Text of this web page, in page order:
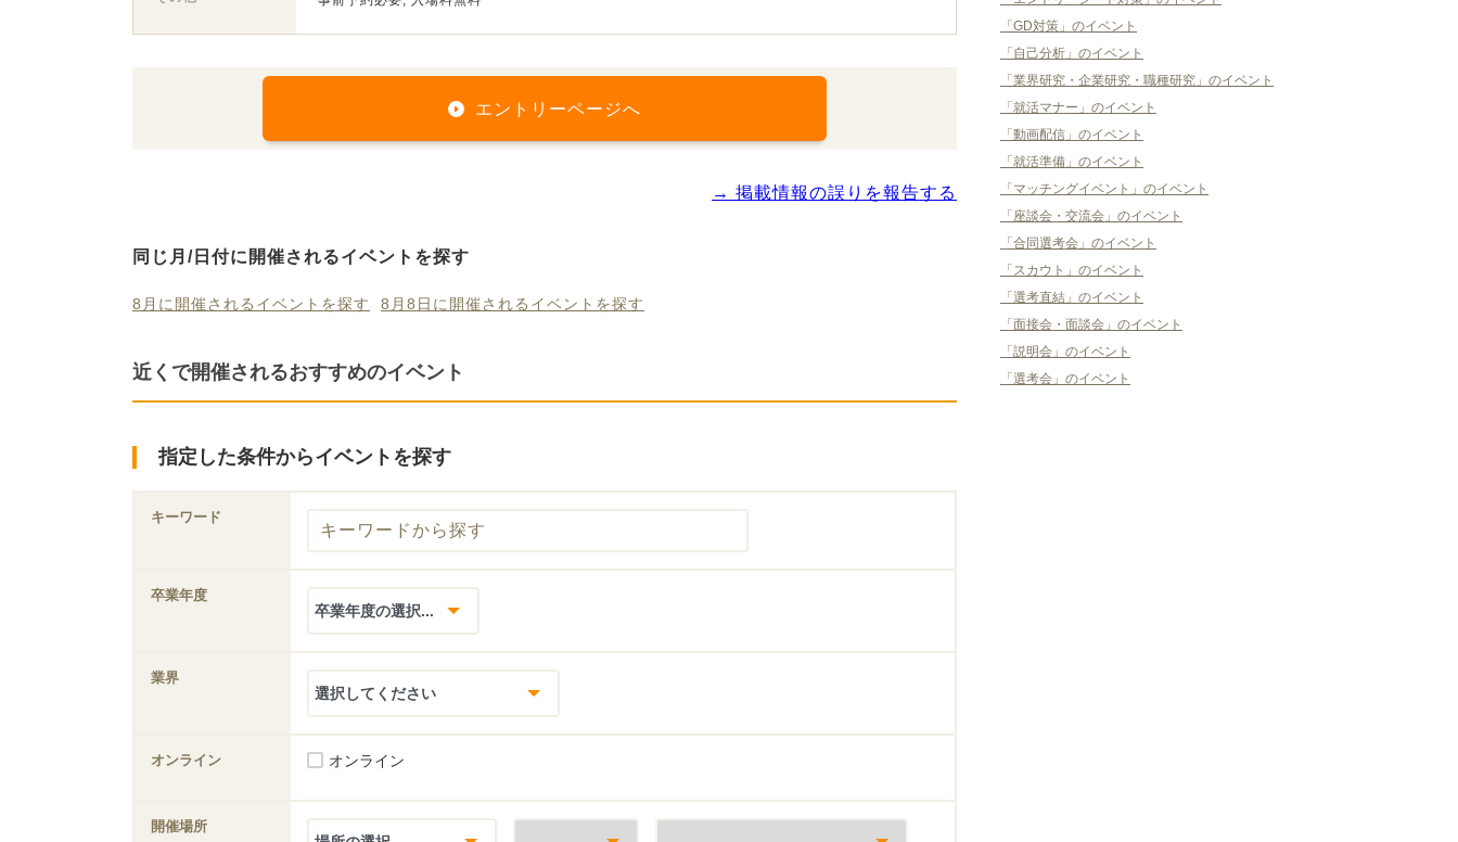
エントリーページへ
→ 掲載情報の誤りを報告する
同じ月/日付に開催されるイベントを探す
8月に開催されるイベントを探す 8月8日に開催されるイベントを探す
近くで開催されるおすすめのイベント
指定した条件からイベントを探す
キーワード
卒業年度
業界
オンライン オンライン
開催場所
「GD対策」のイベント
「自己分析」のイベント
「業界研究・企業研究・職種研究」のイベント
「就活マナー」のイベント
「動画配信」のイベント
「就活準備」のイベント
「マッチングイベント」のイベント
「座談会・交流会」のイベント
「合同選考会」のイベント
「スカウト」のイベント
「選考直結」のイベント
「面接会・面談会」のイベント
「説明会」のイベント
「選考会」のイベント